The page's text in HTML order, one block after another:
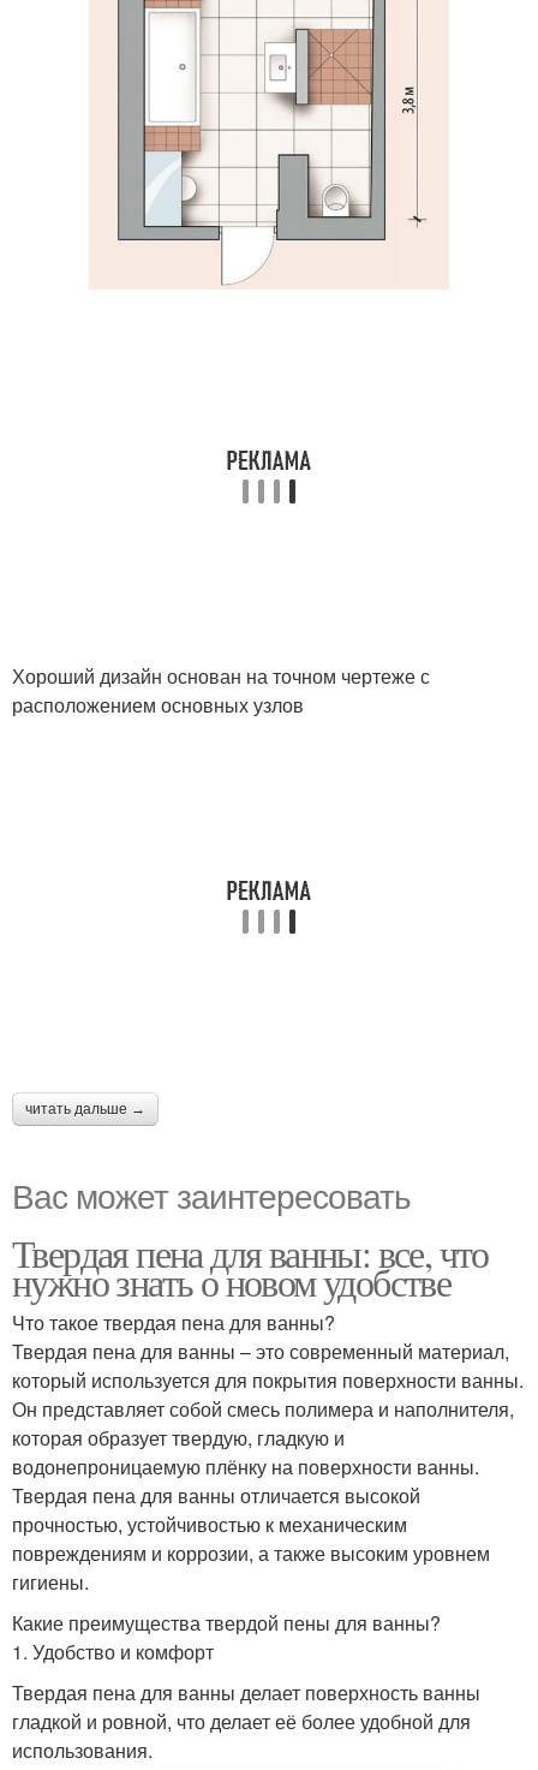
Хороший дизайн основан на точном чертеже с
расположением основных узлов
читать дальше →
Вас может заинтересовать
Твердая пена для ванны: все, что
нужно знать о новом удобстве
Что такое твердая пена для ванны?
Твердая пена для ванны – это современный материал,
который используется для покрытия поверхности ванны.
Он представляет собой смесь полимера и наполнителя,
которая образует твердую, гладкую и
водонепроницаемую плёнку на поверхности ванны.
Твердая пена для ванны отличается высокой
прочностью, устойчивостью к механическим
повреждениям и коррозии, а также высоким уровнем
гигиены.
Какие преимущества твердой пены для ванны?
1. Удобство и комфорт
Твердая пена для ванны делает поверхность ванны
гладкой и ровной, что делает её более удобной для
использования.